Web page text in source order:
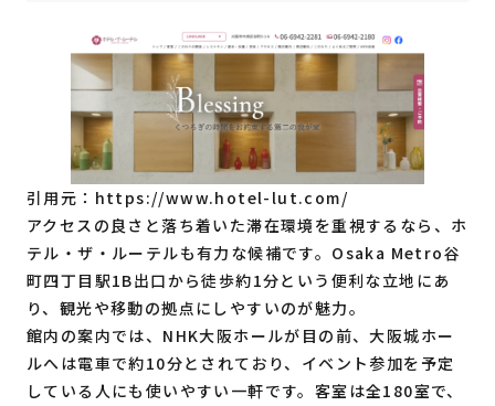
引用元： https://www.hotel-lut.com/
アクセスの良さと落ち着いた滞在環境を重視するなら、ホ
テル・ザ・ルーテルも有力な候補です。Osaka Metro谷
町四丁目駅1B出口から徒歩約1分という便利な立地にあ
り、観光や移動の拠点にしやすいのが魅力。
館内の案内では、NHK大阪ホールが目の前、大阪城ホー
ルへは電車で約10分とされており、イベント参加を予定
している人にも使いやすい一軒です。客室は全180室で、